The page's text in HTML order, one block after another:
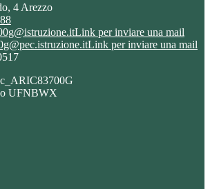
4 Arezzo
Link per inviare una mail
Link per inviare una mail
UFNBWX